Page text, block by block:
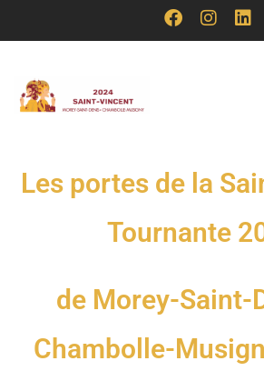
Les portes de la
Tournante
de Morey-Saint-
Chambolle-